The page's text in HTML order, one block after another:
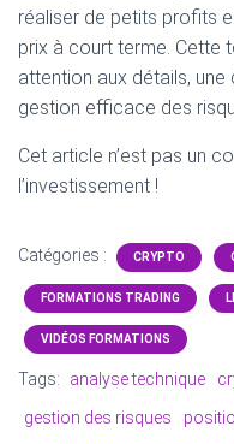
réaliser de petits profits
prix à court terme. Cette
attention aux détails, une
gestion efficace des
Cet article n’est pas un
l’investissement !
Catégories : CRYPTO
FORMATIONS TRADING
VIDÉOS FORMATIONS
Tags: analyse technique
gestion des risques